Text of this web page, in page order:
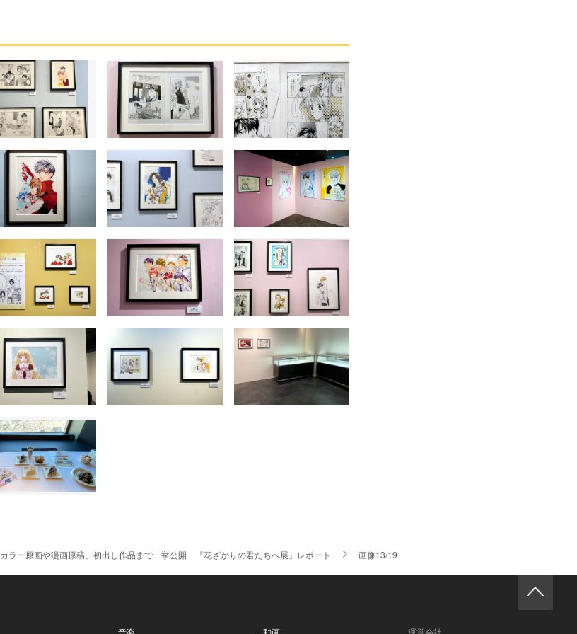
カラー原画や漫画原稿、初出し作品まで一挙公開 『花ざかりの君たちへ展』レポート 画像13/19
- 音楽 - 動画 運営会社